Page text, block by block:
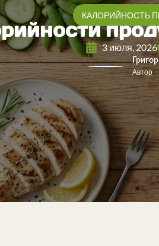
КАЛОРИЙНОСТЬ
3 июля, 2026
Автор